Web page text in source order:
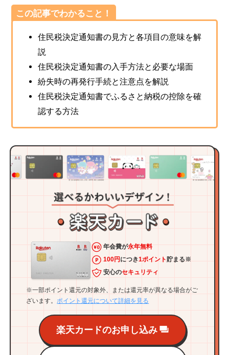
この記事でわかること！
住民税決定通知書の見方と各項目の意味を解
説
住民税決定通知書の入手方法と必要な場面
紛失時の再発行手続と注意点を解説
住民税決定通知書でふるさと納税の控除を確
認する方法
年会費が永年無料
100円 につき1ポイント貯まる※
安心のセキュリティ
※一部ポイント還元の対象外、または還元率が異なる場合がご
ざいます。 ポイント還元について詳細を見る
楽天カードのお申し込み